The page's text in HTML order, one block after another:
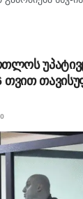
მოძრაობის
0